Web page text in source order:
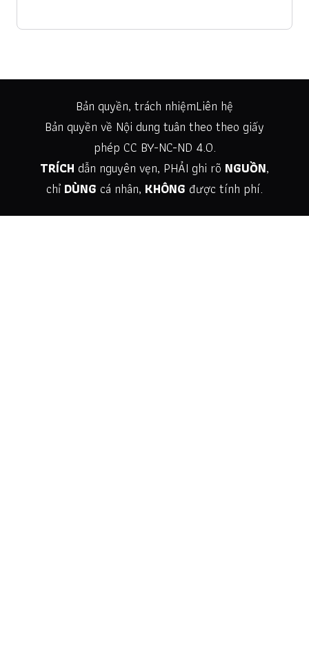
Bản quyền, trách nhiệmLiên hệ
Bản quyền về Nội dung tuân theo theo giấy
phép CC BY-NC-ND 4.0.
TRÍCH dẫn nguyên vẹn, PHẢI ghi rõ NGUỒN,
chỉ DÙNG cá nhân, KHÔNG được tính phí.